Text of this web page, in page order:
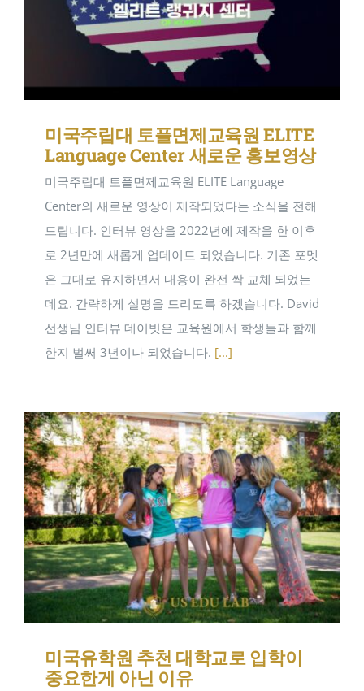
미국주립대 토플면제교육원 ELITE
Language Center 새로운 홍보영상
미국주립대 토플면제교육원 ELITE Language
Center의 새로운 영상이 제작되었다는 소식을 전해
드립니다. 인터뷰 영상을 2022년에 제작을 한 이후
로 2년만에 새롭게 업데이트 되었습니다. 기존 포멧
은 그대로 유지하면서 내용이 완전 싹 교체 되었는
데요. 간략하게 설명을 드리도록 하겠습니다. David
선생님 인터뷰 데이빗은 교육원에서 학생들과 함께
한지 벌써 3년이나 되었습니다. [...]
미국유학원 추천 대학교로 입학이
중요한게 아닌 이유